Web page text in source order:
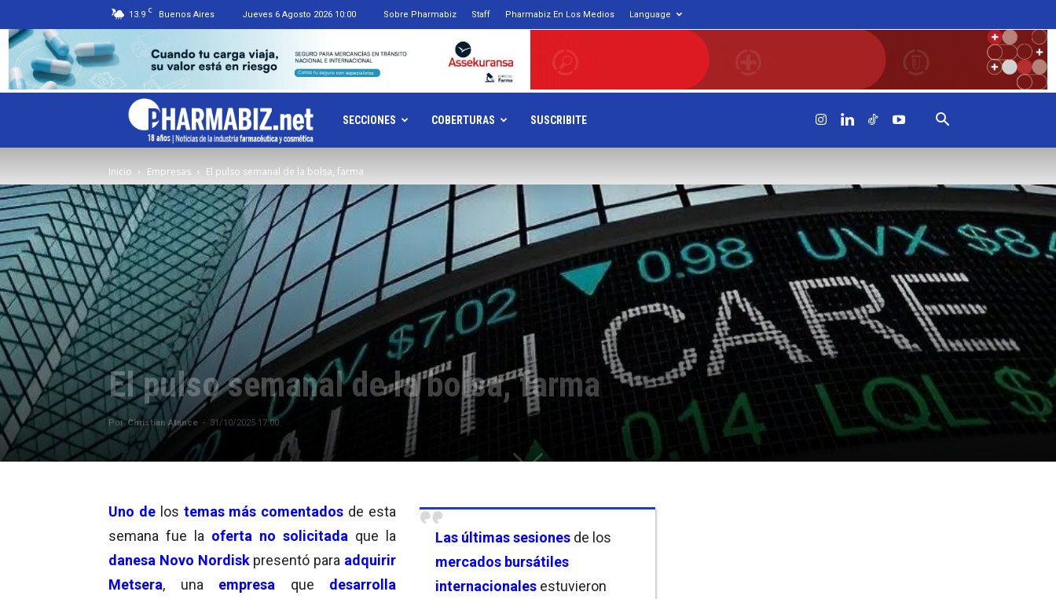
13.9 C Buenos Aires Jueves 6 Agosto 2026 10:00 Sobre Pharmabiz Staff Pharmabiz En Los Medios Language
Pharmabiz.NET
SECCIONES COBERTURAS SUSCRIBITE
Inicio Empresas El pulso semanal de la bolsa, farma
El pulso semanal de la bolsa, farma
Por Christian Atance - 31/10/2025 17:00
Las últimas sesiones de los
mercados bursátiles
internacionales estuvieron
Uno de los temas más comentados de esta
semana fue la oferta no solicitada que la
danesa Novo Nordiskpresentó para adquirir
Metsera, una empresa que desarrolla